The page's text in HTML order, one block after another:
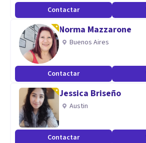
Contactar
Norma Mazzarone
Buenos Aires
Contactar
Jessica Briseño
Austin
Contactar